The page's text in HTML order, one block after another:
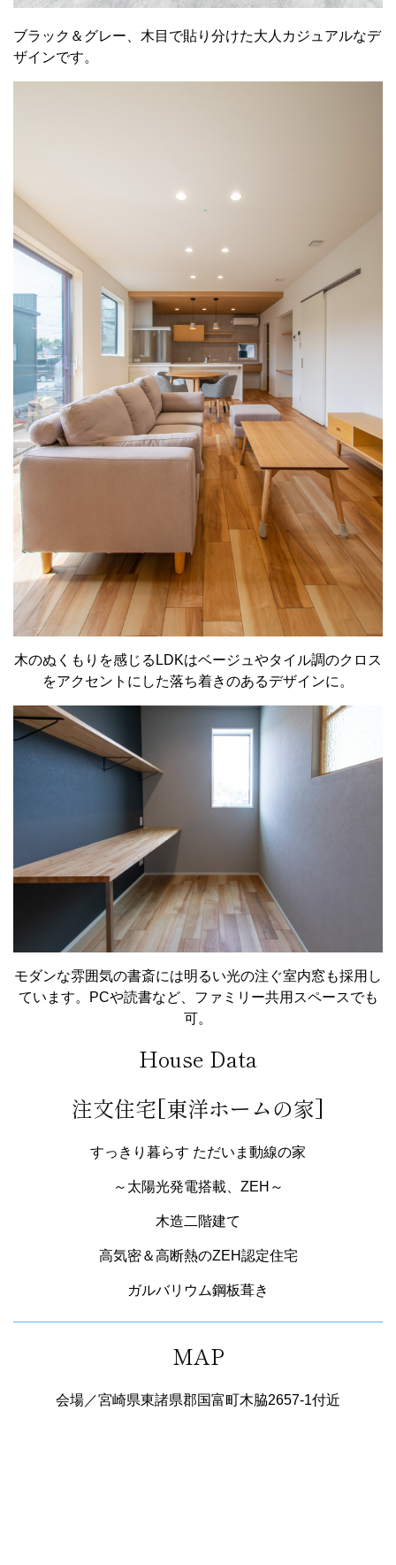
ブラック＆グレー、木目で貼り分けた大人カジュアルなデ
ザインです。
木のぬくもりを感じるLDKはベージュやタイル調のクロス
をアクセントにした落ち着きのあるデザインに。
モダンな雰囲気の書斎には明るい光の注ぐ室内窓も採用し
ています。PCや読書など、ファミリー共用スペースでも
可。
House Data
注文住宅[東洋ホームの家]
すっきり暮らす ただいま動線の家
～太陽光発電搭載、ZEH～
木造二階建て
高気密＆高断熱のZEH認定住宅
ガルバリウム鋼板葺き
MAP
会場／宮崎県東諸県郡国富町木脇2657-1付近